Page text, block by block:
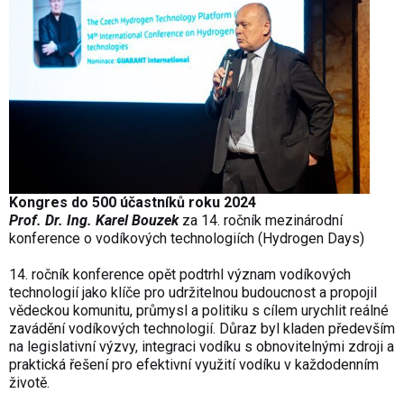
Kongres do 500 účastníků roku 2024
Prof. Dr. Ing. Karel Bouzekza 14. ročník mezinárodní
konference o vodíkových technologiích (Hydrogen Days)
14. ročník konference opět podtrhl význam vodíkových
technologií jako klíče pro udržitelnou budoucnost a propojil
vědeckou komunitu, průmysl a politiku s cílem urychlit reálné
zavádění vodíkových technologií. Důraz byl kladen především
na legislativní výzvy, integraci vodíku s obnovitelnými zdroji a
praktická řešení pro efektivní využití vodíku v každodenním
životě.